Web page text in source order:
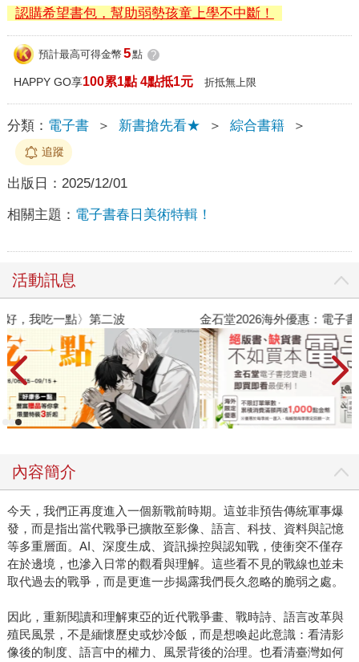
認購希望書包，幫助弱勢孩童上學不中斷！
預計最高可得金幣 5點 ?
HAPPY GO享100累1點 4點抵1元 折抵無上限
分類： 電子書 ＞ 新書搶先看★ ＞ 綜合書籍 ＞
追蹤
出版日： 2025/12/01
相關主題： 電子書春日美術特輯！
活動訊息
金石堂2026海外優惠：電子書
內容簡介
今天，我們正再度進入一個新戰前時期。這並非預告傳統軍事爆
發，而是指出當代戰爭已擴散至影像、語言、科技、資料與記憶
等多重層面。AI、深度生成、資訊操控與認知戰，使衝突不僅存
在於邊境，也滲入日常的觀看與理解。這些看不見的戰線也並未
取代過去的戰爭，而是更進一步揭露我們長久忽略的脆弱之處。
因此，重新閱讀和理解東亞的近代戰爭畫、戰時詩、語言改革與
殖民風景，不是緬懷歷史或炒冷飯，而是想喚起此意識：看清影
像後的制度、語言中的權力、風景背後的治理。也看清臺灣如何